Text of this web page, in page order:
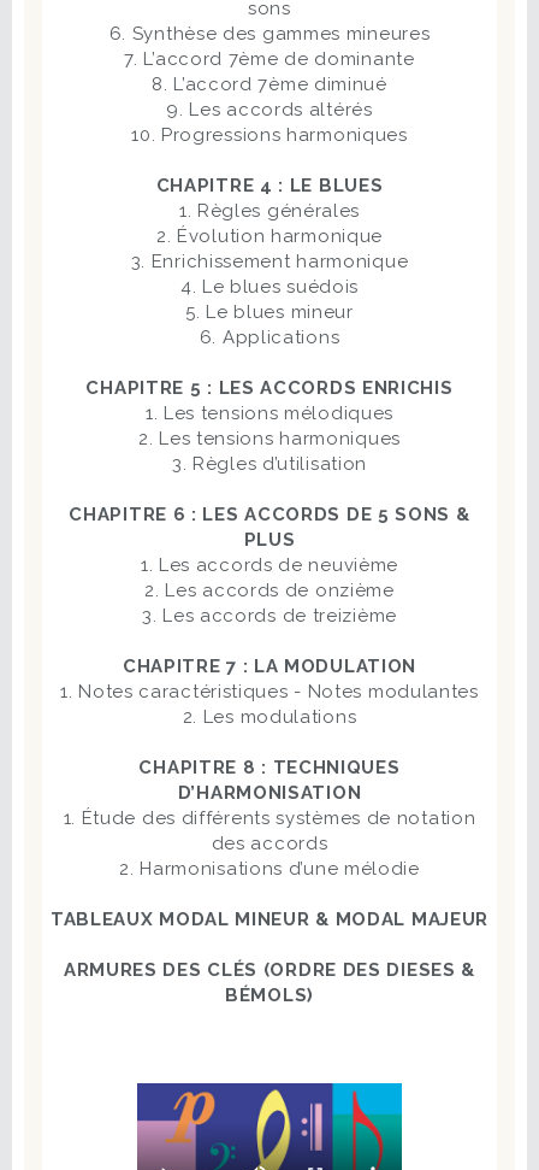
sons
6. Synthèse des gammes mineures
7. L’accord 7ème de dominante
8. L’accord 7ème diminué
9. Les accords altérés
10. Progressions harmoniques
CHAPITRE 4 : LE BLUES
1. Règles générales
2. Évolution harmonique
3. Enrichissement harmonique
4. Le blues suédois
5. Le blues mineur
6. Applications
CHAPITRE 5 : LES ACCORDS ENRICHIS
1. Les tensions mélodiques
2. Les tensions harmoniques
3. Règles d’utilisation
CHAPITRE 6 : LES ACCORDS DE 5 SONS &
PLUS
1. Les accords de neuvième
2. Les accords de onzième
3. Les accords de treizième
CHAPITRE 7 : LA MODULATION
1. Notes caractéristiques - Notes modulantes
2. Les modulations
CHAPITRE 8 : TECHNIQUES
D’HARMONISATION
1. Étude des différents systèmes de notation
des accords
2. Harmonisations d’une mélodie
TABLEAUX MODAL MINEUR & MODAL MAJEUR
ARMURES DES CLÉS (ORDRE DES DIESES &
BÉMOLS)